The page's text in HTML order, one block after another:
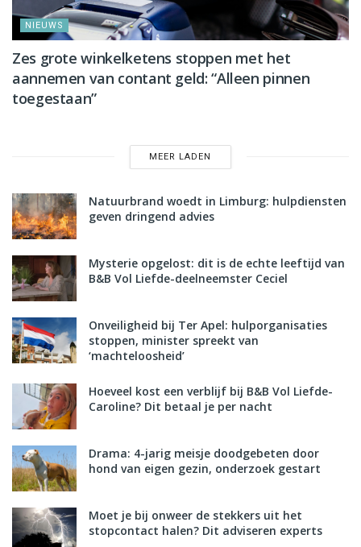
NIEUWS
Zes grote winkelketens stoppen met het
aannemen van contant geld: “Alleen pinnen
toegestaan”
MEER LADEN
Natuurbrand woedt in Limburg: hulpdiensten
geven dringend advies
Mysterie opgelost: dit is de echte leeftijd van
B&B Vol Liefde-deelneemster Ceciel
Onveiligheid bij Ter Apel: hulporganisaties
stoppen, minister spreekt van
‘machteloosheid’
Hoeveel kost een verblijf bij B&B Vol Liefde-
Caroline? Dit betaal je per nacht
Drama: 4-jarig meisje doodgebeten door
hond van eigen gezin, onderzoek gestart
Moet je bij onweer de stekkers uit het
stopcontact halen? Dit adviseren experts